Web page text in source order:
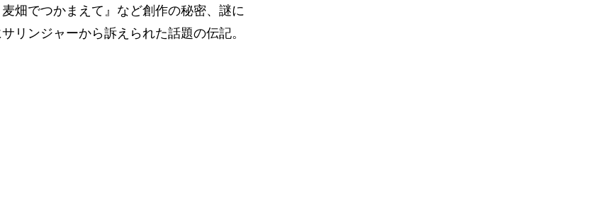
畑でつかまえて』など創作の秘密、謎に
リンジャーから訴えられた話題の伝記。